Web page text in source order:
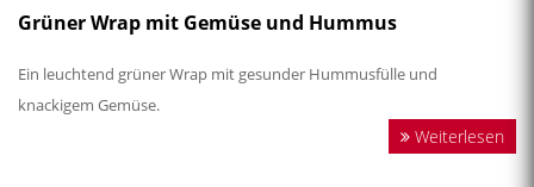
Grüner Wrap mit Gemüse und Hummus
Ein leuchtend grüner Wrap mit gesunder Hummusfülle und
knackigem Gemüse.
Weiterlesen